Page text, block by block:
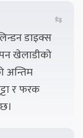
⇆
डाइक्स
खेलाडीको
अन्तिम
र फरक